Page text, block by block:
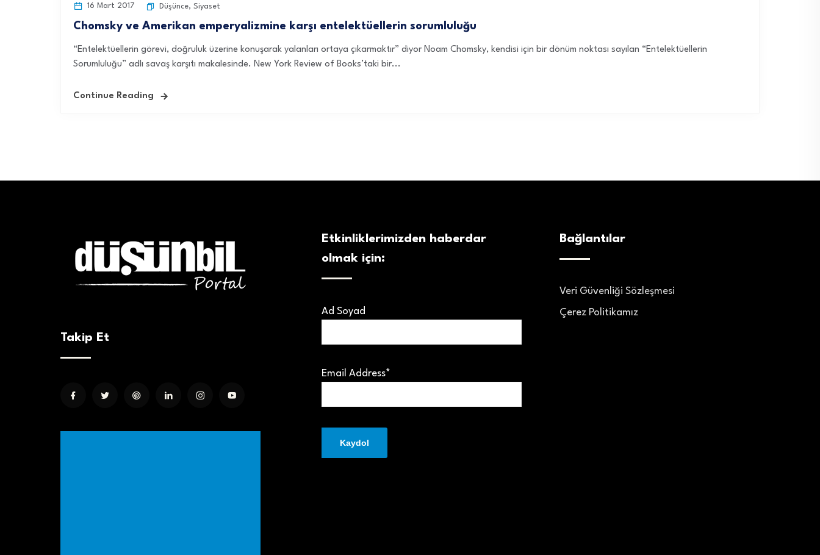
16 Mart 2017 Düşünce, Siyaset
Chomsky ve Amerikan emperyalizmine karşı entelektüellerin sorumluluğu
“Entelektüellerin görevi, doğruluk üzerine konuşarak yalanları ortaya çıkarmaktır” diyor Noam Chomsky, kendisi için bir dönüm noktası sayılan “Entelektüellerin
Sorumluluğu” adlı savaş karşıtı makalesinde. New York Review of Books’taki bir...
Continue Reading
Takip Et
Etkinliklerimizden haberdar
olmak için:
Ad Soyad
Email Address*
Bağlantılar
Veri Güvenliği Sözleşmesi
Çerez Politikamız